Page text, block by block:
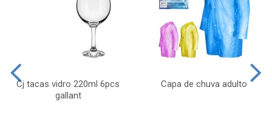
Cj tacas vidro 220ml 6pcs
gallant
Capa de chuva adulto